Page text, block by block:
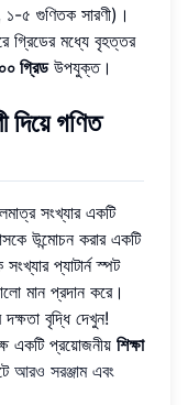
৫ গুণিতক সারণী)।
গ্রিডের মধ্যে বৃহত্তর
গ্রিডউপযুক্ত।
দিয়ে গণিত
সংখ্যার একটি
উন্মোচন করার একটি
প্যাটার্ন স্পট
মান প্রদান করে।
বৃদ্ধি দেখুন!
একটি প্রয়োজনীয় শিক্ষা
আরও সরঞ্জাম এবং